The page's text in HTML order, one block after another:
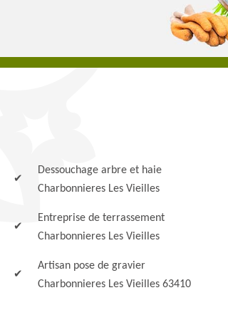
Dessouchage arbre et haie
Charbonnieres Les Vieilles
Entreprise de terrassement
Charbonnieres Les Vieilles
Artisan pose de gravier
Charbonnieres Les Vieilles 63410